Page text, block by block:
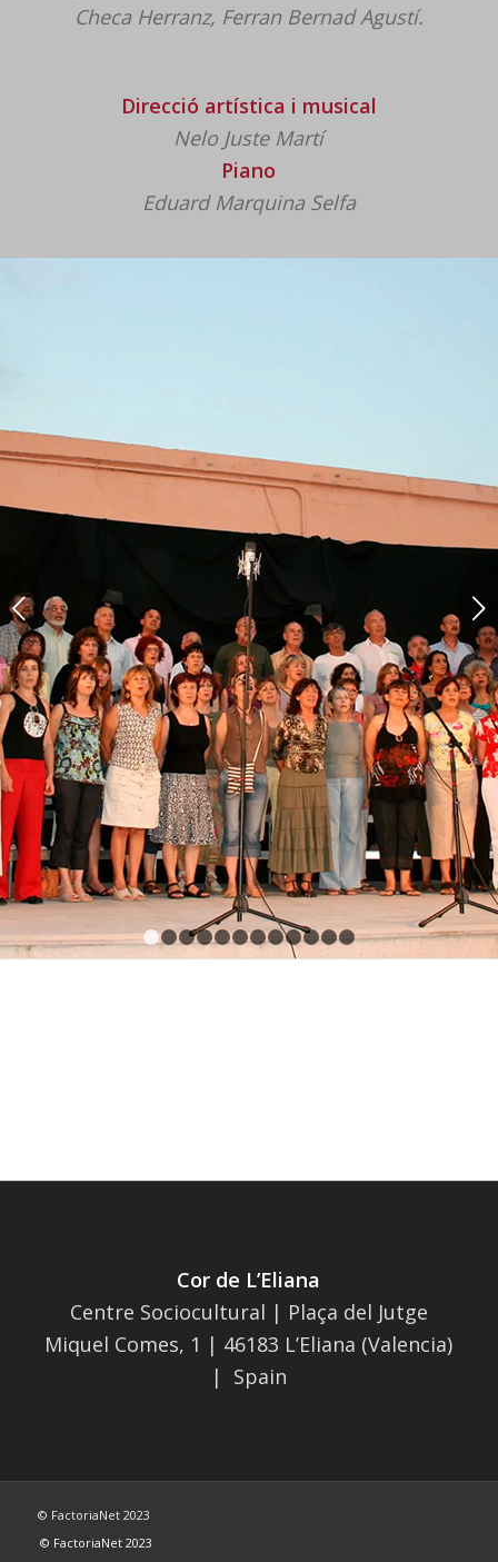
Checa Herranz, Ferran Bernad Agustí.
Direcció artística i musical
Nelo Juste Martí
Piano
Eduard Marquina Selfa
Posterior
1 2 3 4 5 6 7 8 9 101112
Cor de L’Eliana
Centre Sociocultural | Plaça del Jutge
Miquel Comes, 1 | 46183 L’Eliana (Valencia)
| Spain
© FactoriaNet 2023
© FactoriaNet 2023